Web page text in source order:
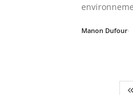
Manon Dufour